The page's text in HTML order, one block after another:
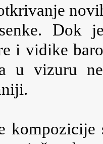
Dok
i vidike
u vizuru